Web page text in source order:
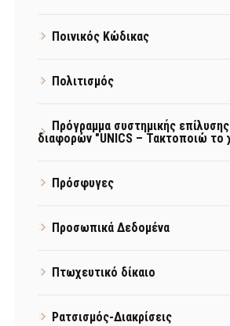
Ποινικός Κώδικας
Πολιτισμός
Πρόγραμμα συστημικής
διαφορών "UNICS – Τακτοποιώ το
Πρόσφυγες
Προσωπικά Δεδομένα
Πτωχευτικό δίκαιο
Ρατσισμός-Διακρίσεις